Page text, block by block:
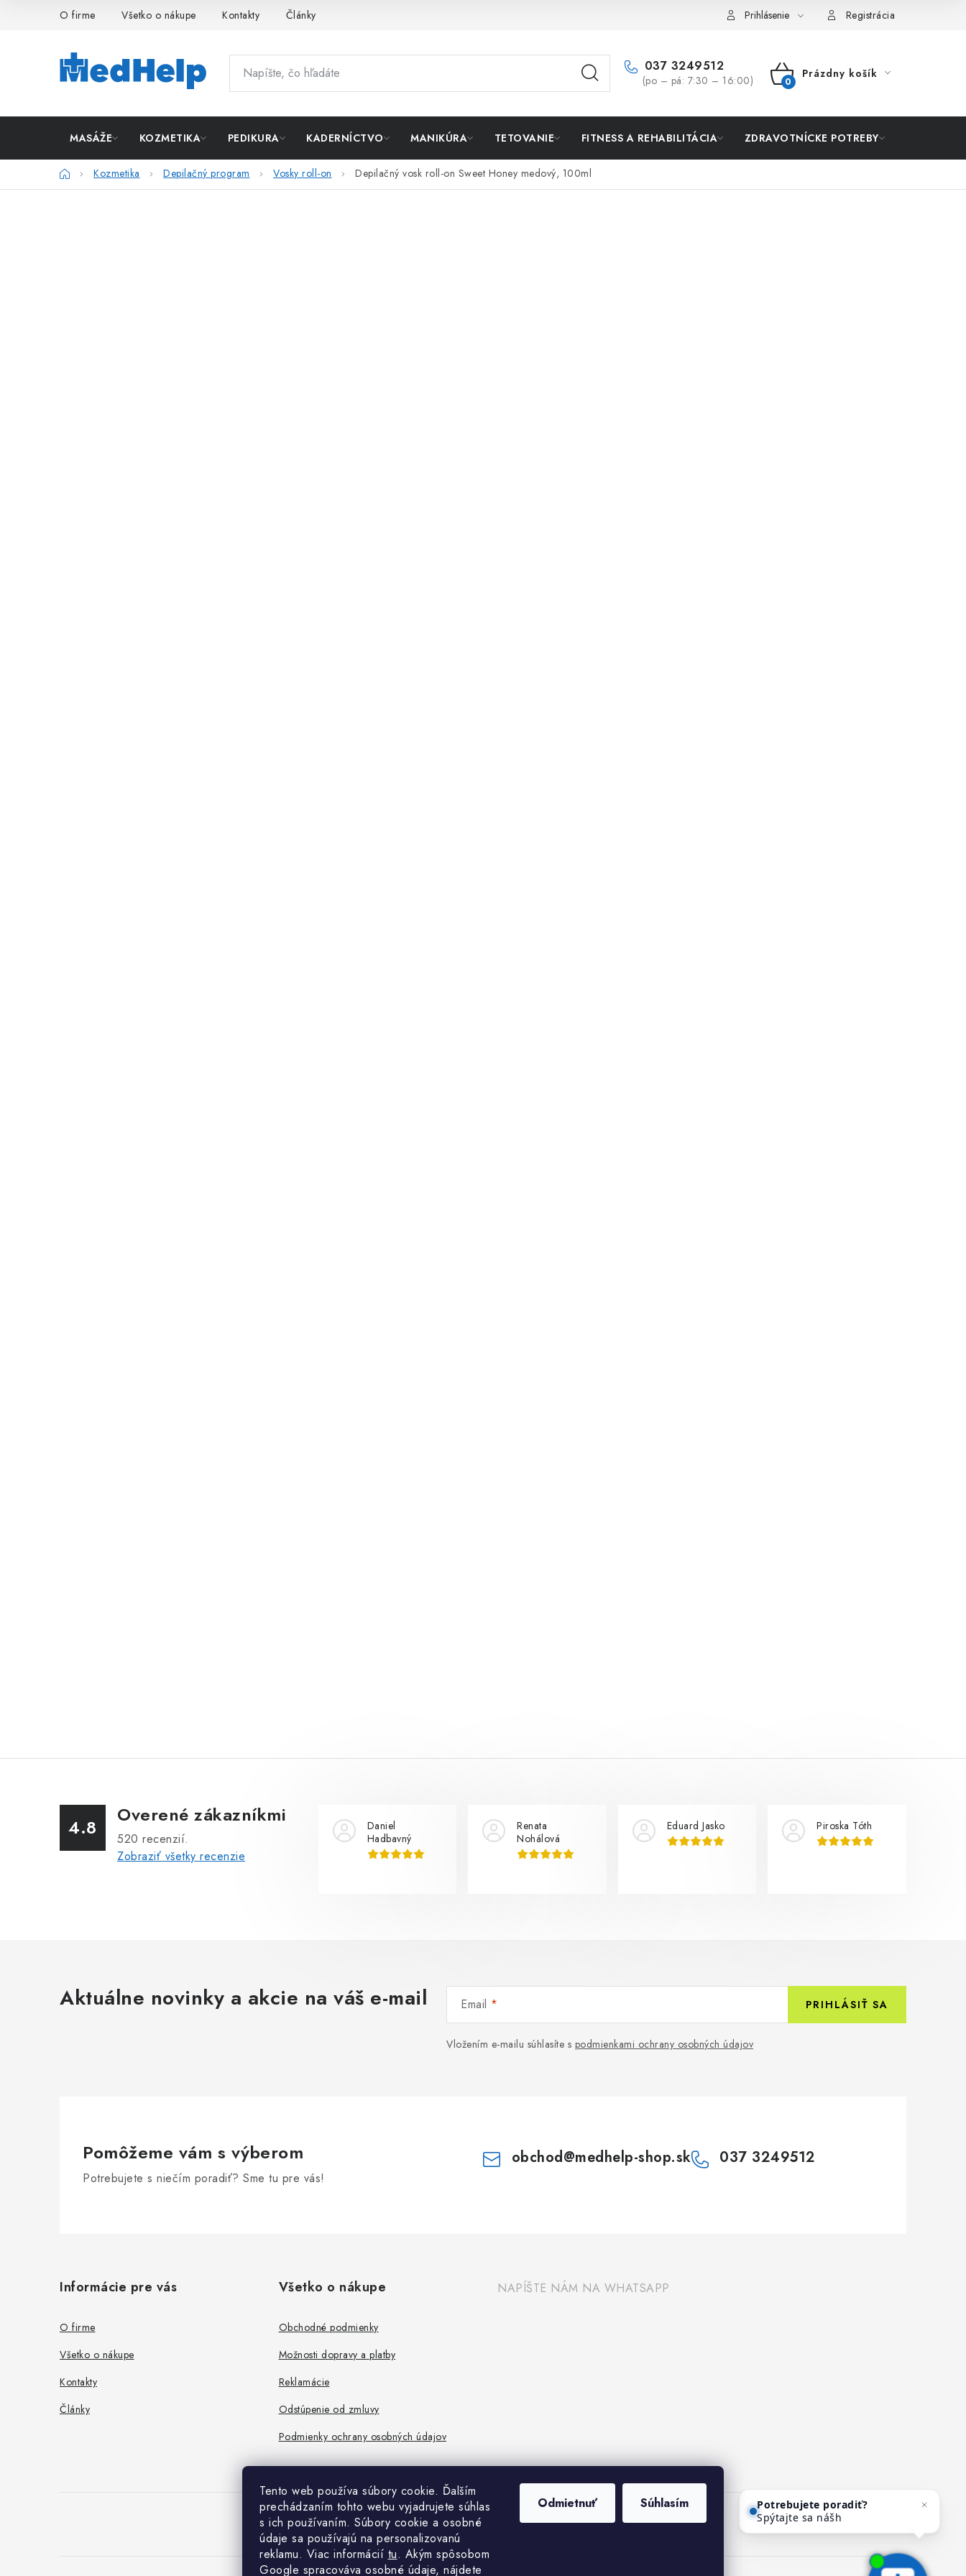
Tento web používa súbory cookie. Ďalším
prechádzaním tohto webu vyjadrujete súhlas
s ich používaním. Súbory cookie a osobné
údaje sa používajú na personalizovanú
reklamu. Viac informácií tu. Akým spôsobom
Google spracováva osobné údaje, nájdete
Odmietnuť Súhlasím
O firme Všetko o nákupe Kontakty Články Prihlásenie Registrácia
037 3249512
(po – pá: 7:30 – 16:00)
NÁKUPNÝ
Prázdny košík
MASÁŽE KOZMETIKA PEDIKURA KADERNÍCTVO MANIKÚRA TETOVANIE FITNESS A REHABILITÁCIA ZDRAVOTNÍCKE POTREBY
DomovKozmetika Depilačný program Vosky roll-on Depilačný vosk roll-on Sweet Honey medový, 100ml
4.8
Overené zákazníkmi
520 recenzií.
Zobraziť všetky recenzie
Daniel
Hadbavný
Renata
Nohálová
Eduard Jasko Piroska Tóth
Aktuálne novinky a akcie na váš e-mail Email
Vložením e-mailu súhlasíte s podmienkami ochrany osobných údajov
PRIHLÁSIŤ SA
Pomôžeme vám s výberom
Potrebujete s niečím poradiť? Sme tu pre vás!
obchod@medhelp-shop.sk 037 3249512
Informácie pre vás
O firme
Všetko o nákupe
Kontakty
Články
Všetko o nákupe
Obchodné podmienky
Možnosti dopravy a platby
Reklamácie
Odstúpenie od zmluvy
Podmienky ochrany osobných údajov
NAPÍŠTE NÁM NA WHATSAPP
Spýtajte sa nášho asistenta
Mediho.